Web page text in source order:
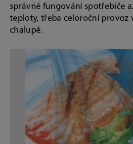
správné fungování spotřebiče
teploty, třeba celoroční provoz
chalupě.